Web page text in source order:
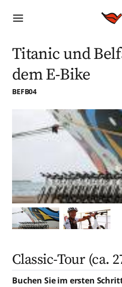
Titanic und
dem E-Bike
BEFB04
Classic-Tour (ca.
Buchen Sie im ersten